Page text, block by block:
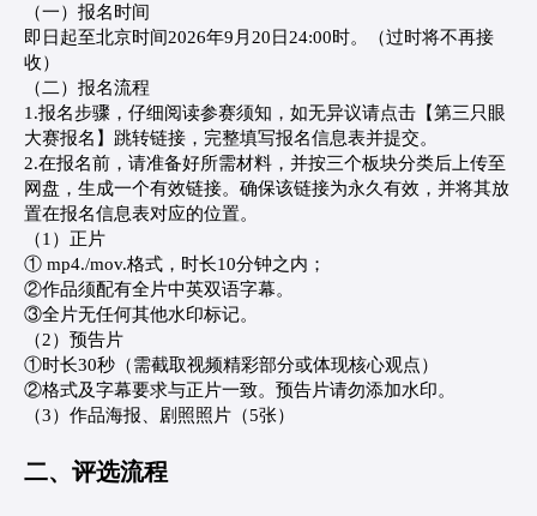
（一）报名时间
即日起至北京时间2026年9月20日24:00时。（过时将不再接
收）
（二）报名流程
1.报名步骤，仔细阅读参赛须知，如无异议请点击【第三只眼
大赛报名】跳转链接，完整填写报名信息表并提交。
2.在报名前，请准备好所需材料，并按三个板块分类后上传至
网盘，生成一个有效链接。确保该链接为永久有效，并将其放
置在报名信息表对应的位置。
（1）正片
① mp4./mov.格式，时长10分钟之内；
②作品须配有全片中英双语字幕。
③全片无任何其他水印标记。
（2）预告片
①时长30秒（需截取视频精彩部分或体现核心观点）
②格式及字幕要求与正片一致。预告片请勿添加水印。
（3）作品海报、剧照照片（5张）
二、评选流程